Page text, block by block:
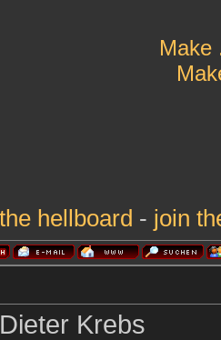
Make
the hellboard - join
Dieter Krebs